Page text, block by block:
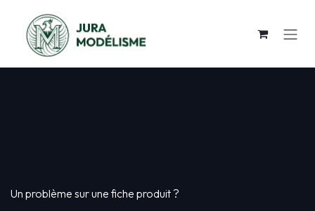
Un problème sur une fiche produit ?